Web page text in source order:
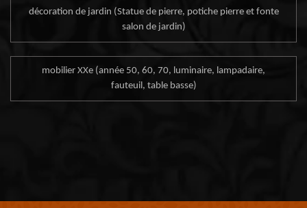
décoration de jardin (Statue de pierre, potiche pierre et fonte
salon de jardin)
mobilier XXe (année 50, 60, 70, luminaire, lampadaire,
fauteuil, table basse)